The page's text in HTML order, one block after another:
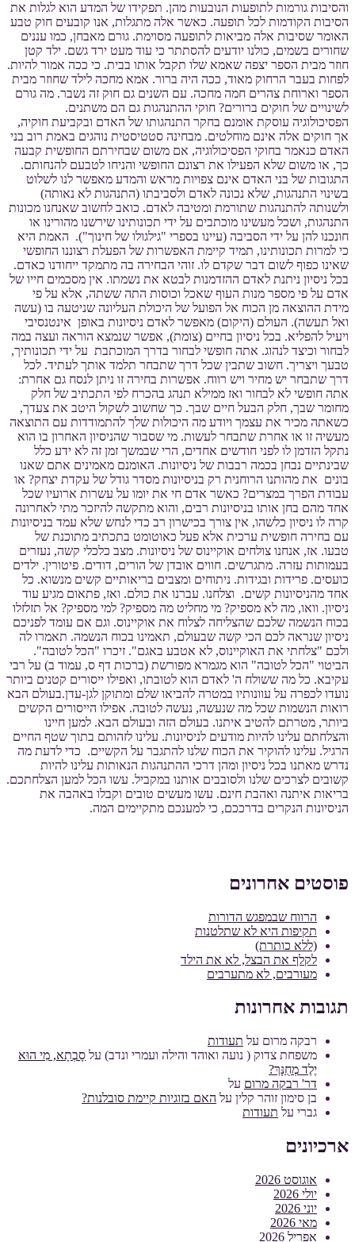
והסיבות גורמות לתופעות הנובעות מהן. תפקידו של המדע הוא לגלות את
הסיבות הקודמות לכל תופעה. כאשר אלה מתגלות, אנו קובעים חוק טבע
האומר שסיבות אלה מביאות לתופעה מסוימת. גורם מאבחן, כמו עננים
שחורים בשמים, כולנו יודעים להסתתר כי עוד מעט ירד גשם. ילד קטן
חוזר מבית הספר יצפה שאמא שלו תקבל אותו בבית. כי ככה אמור להיות.
לפחות בעבר הרחוק מאוד, ככה היה ברור. אמא מחכה לילד שחוזר מבית
הספר וארוחת צהרים חמה מחכה. עם השנים גם חוק זה נשבר. מה גורם
לשינויים של חוקים ברורים? חוקי ההתנהגות גם הם משתנים.
הפסיכולוגיה עוסקת אומנם בחקר התנהגותו של האדם ובקביעת חוקיה,
אך חוקים אלה אינם מוחלטים. מבחינה סטטיסטית נוהגים באמת רוב בני
האדם כנאמר בחוקי הפסיכולוגיה, אם משום שבחירתם החופשית קבעה
כך, או משום שלא הפעילו את רצונם החופשי והניחו לטבעם להנחותם.
התגובות של בני האדם אינם צפויות מראש והמדע מאפשר לנו לשלוט
בשינוי התנהגות, שלא נכונה לאדם ולסביבתו (התנהגות לא נאותה)
ולשנותה להתנהגות שתורמת ומטיבה לאדם. כואב לחשוב שאנחנו מכונות
התנהגות, ושכל מעשינו מוכתבים על ידי תכונותינו שירשנו מהורינו או
חונכנו להן על ידי הסביבה (עיינו בספרי "גילגולו של חינוך"). האמת היא
כי למרות תכונותינו, תמיד קיימת האפשרות של הפעלת רצוננו החופשי
שאינו כפוף לשום דבר שקדם לו. זוהי הבחירה בה מתמקד ייחודנו כאדם.
בכל ניסיון ניתנת לאדם ההזדמנות לבטא את נשמתו. אין מסכמים חייו של
אדם על פי מספר מנות העוף שאכל וכוסות התה ששתה, אלא על פי
מידת ההוצאה מן הכוח אל הפועל של היכולת העליונה שניטעה בו (עשה
ואל תעשה). העולם (היקום) מאפשר לאדם ניסיונות באופן אינטנסיבי
ויעיל להפליא. בכל ניסיון בחיים (צומת), אפשר שנמצא הוראה ועצה במה
לבחור וכיצד לנהוג. אתה חופשי לבחור בדרך המוכתבת על ידי תכונותיך,
טבעך ויצריך. חשוב שתבין שכל דרך שתבחר תלמד אותך לעתיד. לכל
דרך שתבחר יש מחיר ויש רווח. אפשרות בחירה זו ניתן לנסח גם אחרת:
אתה חופשי לא לבחור ואז ממילא תנהג בהכרח לפי התכתיב של חלק
מחומר שבך, חלק הבעל חיים שבך. כך שחשוב לשקול היטב את צעדך,
כשאתה מכיר את עצמך ויודע מה היכולות שלך להתמודדות עם התוצאה
מעשיה זו או אחרת שתבחר לעשות. מי שסבור שהניסיון האחרון בו הוא
נתקל הזדמן לו לפני חודשים אחדים, הרי שבמשך זמן זה לא ידע כלל
שבינתיים נבחן בכמה רבבות של ניסיונות. האומנם מאמינים אתם שאנו
בונים את מהותנו הרוחנית רק בניסיונות מסדר גודל של עקדת יצחק? או
עבודת הפרך במצרים? כאשר אדם חי את יומו על עשרות ארועיו שכל
אחד מהם בחן אותו בניסיונות רבים, והוא מתקשה להיזכר מתי לאחרונה
קרה לו ניסיון כלשהו, אין צורך בכישרון רב כדי לנחש שלא עמד בניסיונות
עם בחירה חופשית ערכית אלא פעל כאוטומט בתכתיב מתוכנת של
טבעו. אז, אנחנו צולחים אוקיינוס של ניסיונות. מצב כלכלי קשה, נעזרים
בעמותות עזרה. מתגרשים. חווים אובדן של הורים, דודים. פיטורין. ילדים
כועסים. פרידות ובגידות. ניתוחים ומצבים בריאותיים קשים מנשוא. כל
אחד מהניסיונות קשים. וצלחנו. עברנו את כולם. ואז, פתאום מגיע עוד
ניסיון. וואו, מה לא מספיק? מי מחליט מה מספיק? למי מספיק? אל תזלזלו
בכוח הנשמה שלכם שהצליחה לצלוח את אוקיינוס. וגם אם עומד לפניכם
ניסיון שנראה לכם הכי קשה שבעולם, תאמינו בכוח הנשמה. תאמרו לה
ולכם "צלחתי את האוקיינוס, לא אטבע באגם". זיכרו "הכל לטובה".
הביטוי "הכל לטובה" הוא מגמרא מפורשת (ברכות דף ס, עמוד ב) על רבי
עקיבא. כל מה ששולח ה' לאדם הוא לטובתו, ואפילו ייסורים קטנים ביותר
נועדו לכפרה על עוונותיו במטרה להביאו שלם ומתוקן לגן-עדן.בעולם הבא
רואות הנשמות שכל מה שנעשה, נעשה לטובה. אפילו הייסורים הקשים
ביותר, מטרתם להטיב איתנו. בעולם הזה ובעולם הבא. למען חיינו
והצלחתם עלינו להיות מודעים לניסיונות. עלינו לזהותם בתוך שטף החיים
הרגיל. עלינו להוקיר את הכוח שלנו להתגבר על הקשיים. כדי לדעת מה
נדרש מאתנו בכל ניסיון ומהן דרכי ההתנהגות הנאותות עלינו להיות
קשובים לצרכים שלנו ולסובבים אותנו במקביל. עשו הכל למען הצלחתכם.
בריאות איתנה ואהבת חינם. עשו מעשים טובים וקבלו באהבה את
הניסיונות הנקרים בדרככם, כי למענכם מתקיימים המה.
פוסטים אחרונים
הרווח שבמפגש הדורות
תקיפות היא לא שתלטנות
(ללא כותרת)
לקלף את הבצל, לא את הילד
מעורבים, לא מתערבים
תגובות אחרונות
רבקה מרום על תעודות
משפחת צדוק ( נועה ואוהד והילה ועמרי ונדב) על סָבְתָא, מִי הוּא
יֶלֶד מְחֻנָּךְ?
דר' רבקה מרום על
בן סימון זוהר קלין על האם בזוגיות קיימת סובלנות?
גברי על תעודות
ארכיונים
אוגוסט 2026
יולי 2026
יוני 2026
מאי 2026
אפריל 2026